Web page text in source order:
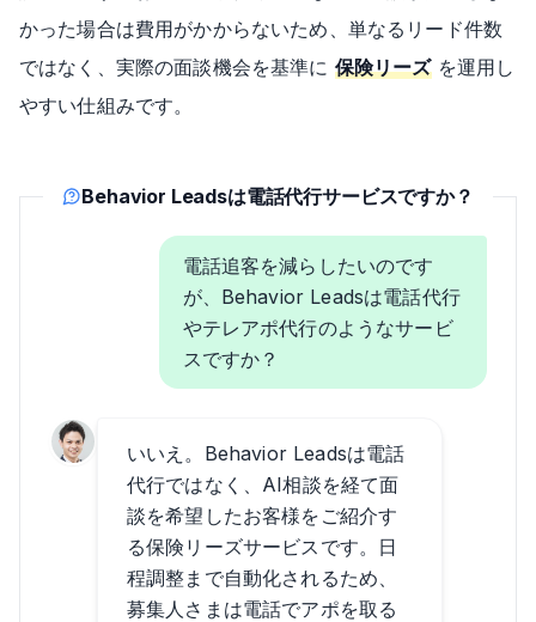
かった場合は費用がかからないため、単なるリード件数
ではなく、実際の面談機会を基準に 保険リーズを運用し
やすい仕組みです。
Behavior Leadsは電話代行サービスですか？
電話追客を減らしたいのです
が、Behavior Leadsは電話代行
やテレアポ代行のようなサービ
スですか？
いいえ。Behavior Leadsは電話
代行ではなく、AI相談を経て面
談を希望したお客様をご紹介す
る保険リーズサービスです。日
程調整まで自動化されるため、
募集人さまは電話でアポを取る